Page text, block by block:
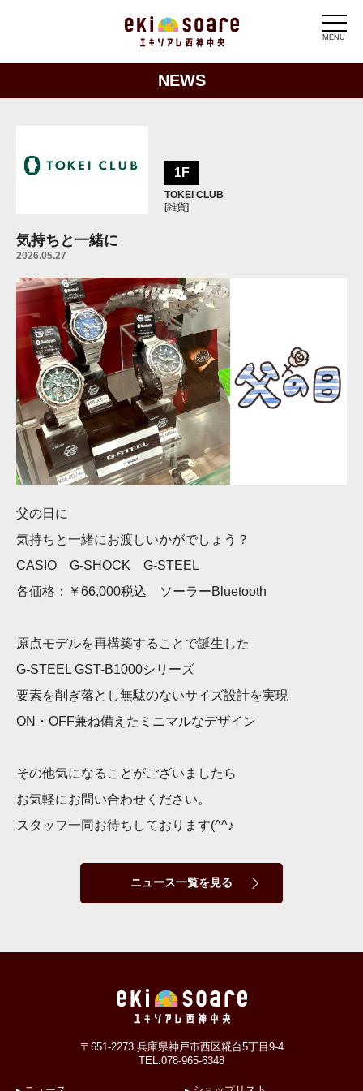
MENU
NEWS
気持ちと一緒に
2026.05.27
父の日に
気持ちと一緒にお渡しいかがでしょう？
CASIO
G-SHOCK
G-STEEL
各価格：￥66,000税込 ソーラーBluetooth
原点モデルを再構築することで誕生した
G-STEEL GST-B1000シリーズ
要素を削ぎ落とし無駄のないサイズ設計を実現
ON ・ OFF兼ね備えたミニマルなデザイン
その他気になることがございましたら
お気軽にお問い合わせください。
スタッフ一同お待ちしております(^^♪
ニュース一覧を見る
1F
TOKEI CLUB
[雑貨]
〒651-2273 兵庫県神戸市西区糀台5丁目9-4
TEL.078-965-6348